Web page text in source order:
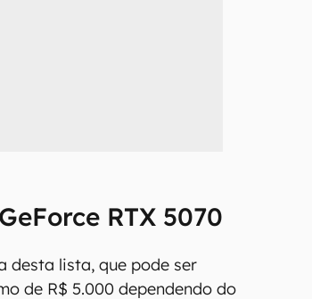
RTX 5070
desta lista, que pode ser
de R$ 5.000 dependendo do